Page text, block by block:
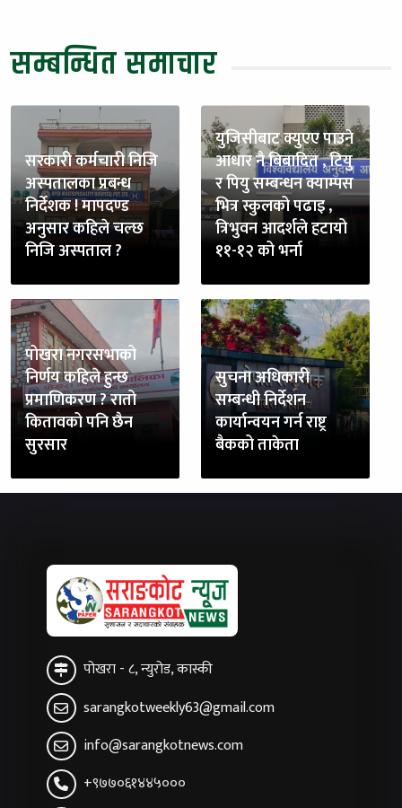
सम्बन्धित समाचार
सरकारी कर्मचारी निजि
अस्पतालका प्रबन्ध
निर्देशक ! मापदण्ड
अनुसार कहिले चल्छ
निजि अस्पताल ?
युजिसीबाट क्युएए पाउने
आधार नै बिबादित , टियु
र पियु सम्बन्धन क्याम्पस
भित्र स्कुलको पढाइ ,
त्रिभुवन आदर्शले हटायो
११-१२ को भर्ना
पोखरा नगरसभाको
निर्णय कहिले हुन्छ
प्रमाणिकरण ? रातो
कितावको पनि छैन
सुरसार
सुचना अधिकारी
सम्बन्धी निर्देशन
कार्यान्वयन गर्न राष्ट्र
बैकको ताकेता
पोखरा - ८, न्युरोड, कास्की
sarangkotweekly63@gmail.com
info@sarangkotnews.com
+९७७०६१४४५०००